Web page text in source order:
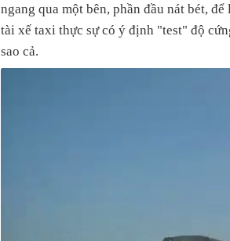
ngang qua một bên, phần đầu nát bét,
tài xế taxi thực sự có ý định "test" độ
sao cả.